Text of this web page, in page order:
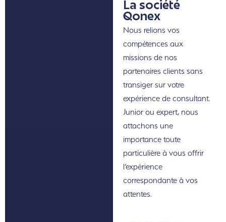
La société
Qonex
Nous relions vos
compétences aux
missions de nos
partenaires clients sans
transiger sur votre
expérience de consultant.
Junior ou expert, nous
attachons une
importance toute
particulière à vous offrir
l’expérience
correspondante à vos
attentes.